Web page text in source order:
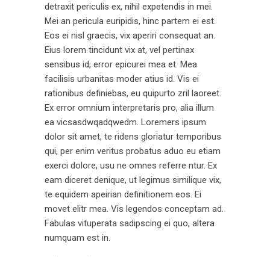
detraxit periculis ex, nihil expetendis in mei.
Mei an pericula euripidis, hinc partem ei est.
Eos ei nisl graecis, vix aperiri consequat an.
Eius lorem tincidunt vix at, vel pertinax
sensibus id, error epicurei mea et. Mea
facilisis urbanitas moder atius id. Vis ei
rationibus definiebas, eu quipurto zril laoreet.
Ex error omnium interpretaris pro, alia illum
ea vicsasdwqadqwedm. Loremers ipsum
dolor sit amet, te ridens gloriatur temporibus
qui, per enim veritus probatus aduo eu etiam
exerci dolore, usu ne omnes referre ntur. Ex
eam diceret denique, ut legimus similique vix,
te equidem apeirian definitionem eos. Ei
movet elitr mea. Vis legendos conceptam ad.
Fabulas vituperata sadipscing ei quo, altera
numquam est in.